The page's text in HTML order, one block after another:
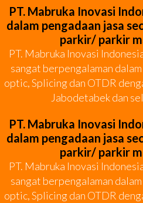
PT. Mabruka Inovasi
dalam pengadaan jasa
parkir/ parkir
PT. Mabruka Inovasi
sangat berpengalaman
optic, Splicing dan OTDR
Jabodetabek dan
PT. Mabruka Inovasi
dalam pengadaan jasa
parkir/ parkir
PT. Mabruka Inovasi
sangat berpengalaman
optic, Splicing dan OTDR